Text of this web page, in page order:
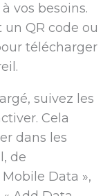
vos besoins.
QR code ou
télécharger
suivez les
Cela
dans les
de
Data »,